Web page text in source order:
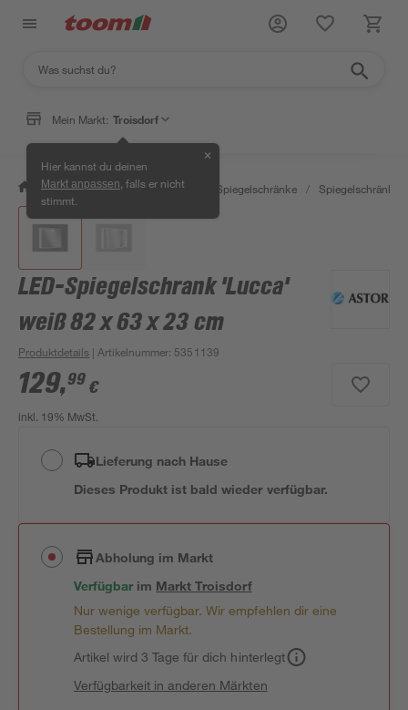
Mein Markt: Troisdorf
Hier kannst du deinen
Markt anpassen , falls er nicht
stimmt.
✕
/ Bad & Sanitär / Badmöbel Spiegelschränke / Spiegelschränke
LED-Spiegelschrank 'Lucca'
weiß 82 x 63 x 23 cm
Produktdetails | Artikelnummer: 5351139
129,99 €
inkl. 19% MwSt.
Lieferung nach Hause
Dieses Produkt ist bald wieder verfügbar.
Abholung im Markt
Verfügbar im MarktTroisdorf
Nur wenige verfügbar. Wir empfehlen dir eine
Bestellung im Markt.
Artikel wird 3 Tage für dich hinterlegt
Verfügbarkeit in anderen Märkten